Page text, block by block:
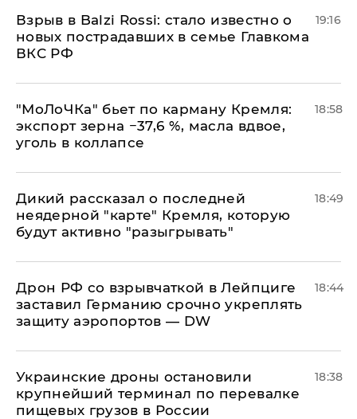
Взрыв в Balzi Rossi: стало известно о
новых пострадавших в семье Главкома
ВКС РФ
19:16
​"МоЛоЧКа" бьет по карману Кремля:
экспорт зерна −37,6 %, масла вдвое,
уголь в коллапсе
18:58
Дикий рассказал о последней
неядерной "карте" Кремля, которую
будут активно "разыгрывать"
18:49
​Дрон РФ со взрывчаткой в Лейпциге
заставил Германию срочно укреплять
защиту аэропортов — DW
18:44
Украинские дроны остановили
крупнейший терминал по перевалке
пищевых грузов в России
18:38